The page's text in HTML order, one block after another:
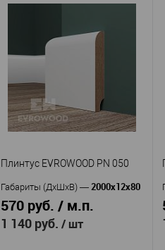
—Плинтус
EVROWOOD M 08
Страна
Высота, мм—
Ширина, мм—12
Плинтус EVROWOOD PN 050
Габариты (ДхШхВ) — 2000x12x80
570 руб. / м.п.
1 140 руб. / шт